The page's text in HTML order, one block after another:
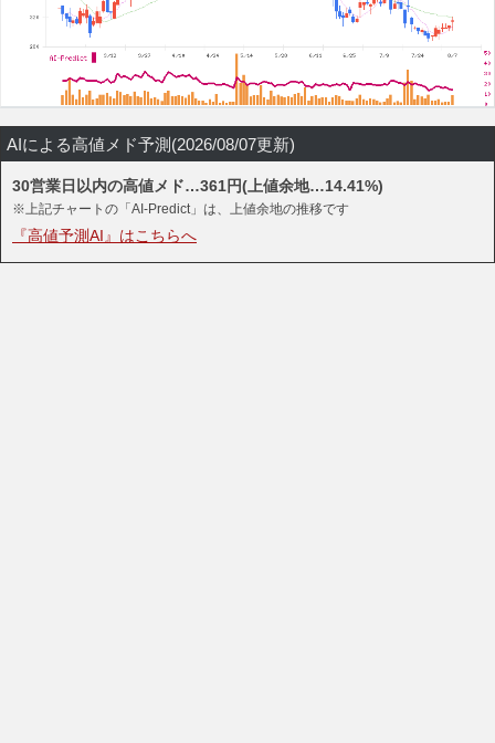
AIによる高値メド予測(2026/08/07更新)
30営業日以内の高値メド…361円(上値余地…14.41%)
※上記チャートの「AI-Predict」は、上値余地の推移です
『高値予測AI』はこちらへ